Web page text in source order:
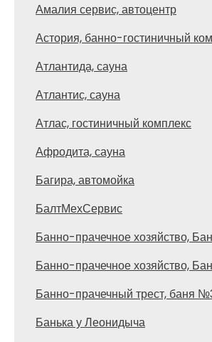
Амалия сервис, автоцентр
Астория, банно-гостиничный
Атлантида, сауна
Атлантис, сауна
Атлас, гостиничный комплекс
Афродита, сауна
Багира, автомойка
БалтМехСервис
Банно-прачечное хозяйство,
Банно-прачечное хозяйство,
Банно-прачечный трест, баня
Банька у Леонидыча